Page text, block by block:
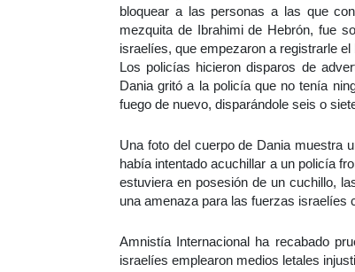
bloquear a las personas a las que
mezquita de Ibrahimi de Hebrón, fue
israelíes, que empezaron a registrarle
Los policías hicieron disparos de
Dania gritó a la policía que no tenía
fuego de nuevo, disparándole seis o
Una foto del cuerpo de Dania muestra
había intentado acuchillar a un policía
estuviera en posesión de un cuchillo,
una amenaza para las fuerzas israelíes
Amnistía Internacional ha recabado
israelíes emplearon medios letales